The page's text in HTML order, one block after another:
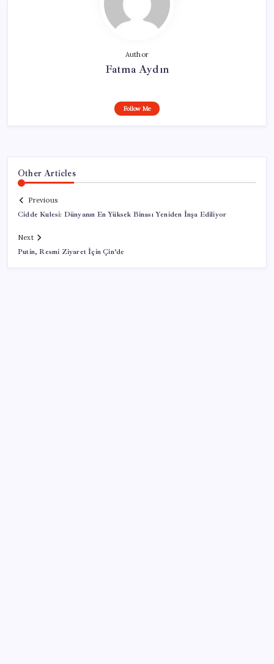
Author
Fatma Aydın
Follow Me
Other Articles
Previous
Cidde Kulesi: Dünyanın En Yüksek Binası Yeniden İnşa Ediliyor
Next
Putin, Resmi Ziyaret İçin Çin’de